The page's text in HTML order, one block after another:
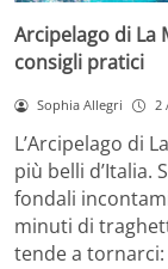
Arcipelago di La
consigli pratici
Sophia Allegri 2
L’Arcipelago di
più belli d’Italia.
fondali
minuti di
tende a